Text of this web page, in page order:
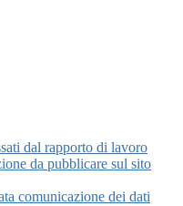
dal rapporto di lavoro
da pubblicare sul sito
comunicazione dei dati